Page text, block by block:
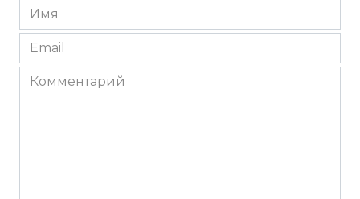
Имя
*
Email
*
Комментарий